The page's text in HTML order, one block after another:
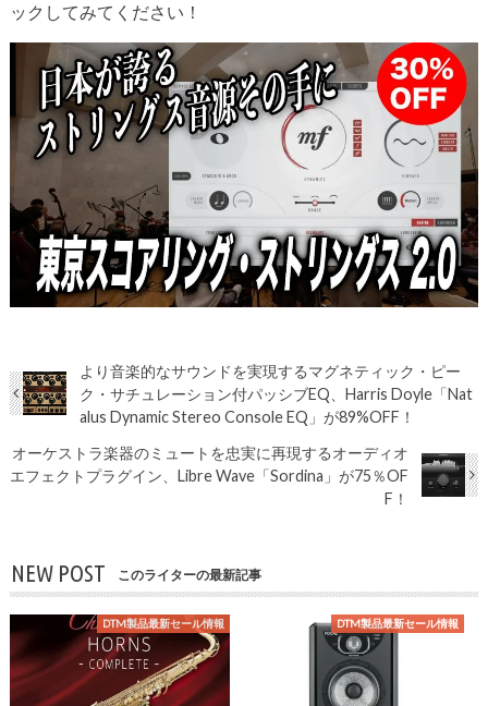
ックしてみてください！
より音楽的なサウンドを実現するマグネティック・ピー
ク・サチュレーション付パッシブEQ、Harris Doyle「Nat
alus Dynamic Stereo Console EQ」が89%OFF！
オーケストラ楽器のミュートを忠実に再現するオーディオ
エフェクトプラグイン、Libre Wave「Sordina」が75％OF
F！
NEW POST このライターの最新記事
DTM製品最新セール情報 DTM製品最新セール情報